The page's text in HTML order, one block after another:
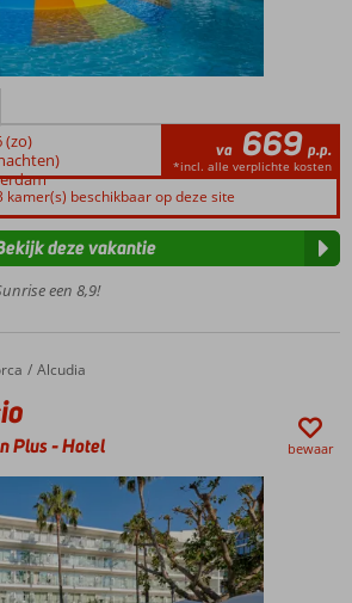
(zo)
va 669 p.p.
*incl. alle verplichte kosten
kamer(s) beschikbaar op deze site
een 8,9!
deze vakantie
Alcudia
Plus-Hotel bewaar